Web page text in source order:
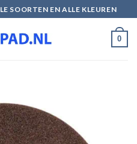
SOORTEN EN ALLE KLEUREN
0